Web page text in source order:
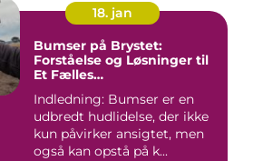
18. jan
Bumser på Brystet:
Forståelse og Løsninger til
Et Fælles
Indledning: Bumser er en
udbredt hudlidelse, der ikke
kun påvirker ansigtet, men
også kan opstå på k...